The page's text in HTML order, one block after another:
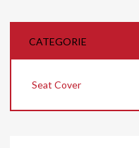
CATEGORIE
Seat Cover